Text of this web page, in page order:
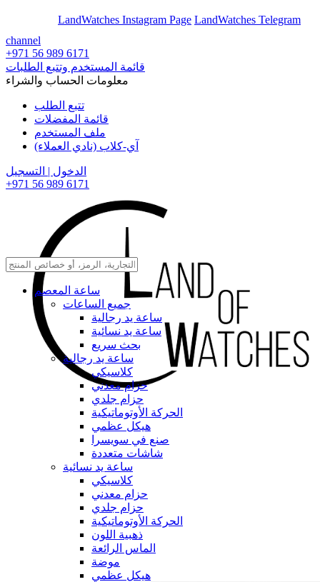
LandWatches Instagram Page LandWatches Telegram
channel
+971 56 989 6171
قائمة المستخدم وتتبع الطلبات
معلومات الحساب والشراء
تتبع الطلب
قائمة المفضلات
ملف المستخدم
آي-كلاب (نادي العملاء)
الدخول | التسجيل
+971 56 989 6171
ساعة المعصم
جميع الساعات
ساعة يد رجالية
ساعة يد نسائية
بحث سريع
ساعة يد رجالية
كلاسيكي
حزام معدني
حزام جلدي
الحركة الأوتوماتيكية
هيكل عظمي
صنع في سويسرا
شاشات متعددة
ساعة يد نسائية
كلاسيكي
حزام معدني
حزام جلدي
الحركة الأوتوماتيكية
ذهبية اللون
الماس الرائعة
موضة
هيكل عظمي